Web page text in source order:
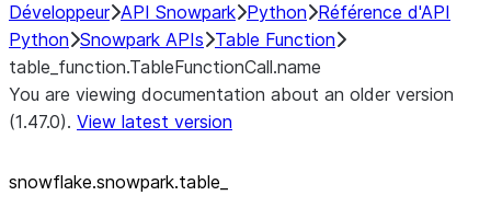
Développeur API Snowpark Python Référence d'API
Python Snowpark APIs Table Function
table_function.TableFunctionCall.name
You are viewing documentation about an older version
(1.47.0). View latest version
snowflake.snowpark.table_